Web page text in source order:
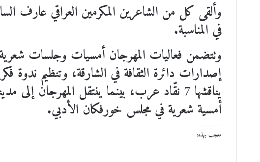
وألقى كل من الشاعرين المكرمين العراقي عارف
في المناسبة.
وتتضمن فعاليات المهرجان أمسيات وجلسات
إصدارات دائرة الثقافة في الشارقة، وتنظيم ندوة
يناقشها 7 نقّاد عرب، بينما ينتقل المهرجان
أمسية شعرية في مجلس خورفكان الأدبي.
معجب بهذه: